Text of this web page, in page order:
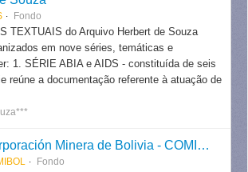
Fondo
TEXTUAIS do Arquivo Herbert de Souza
em nove séries, temáticas e
1. SÉRIE ABIA e AIDS - constituída de seis
reúne a documentação referente à atuação de
Corporación Minera de Bolivia - COMIBOL
Fondo